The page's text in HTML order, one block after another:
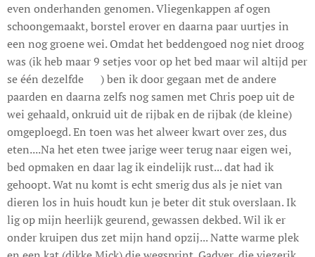
even onderhanden genomen. Vliegenkappen af ogen
schoongemaakt, borstel erover en daarna paar uurtjes in
een nog groene wei. Omdat het beddengoed nog niet droog
was (ik heb maar 9 setjes voor op het bed maar wil altijd per
se één dezelfde 😊) ben ik door gegaan met de andere
paarden en daarna zelfs nog samen met Chris poep uit de
wei gehaald, onkruid uit de rijbak en de rijbak (de kleine)
omgeploegd. En toen was het alweer kwart over zes, dus
eten....Na het eten twee jarige weer terug naar eigen wei,
bed opmaken en daar lag ik eindelijk rust... dat had ik
gehoopt. Wat nu komt is echt smerig dus als je niet van
dieren los in huis houdt kun je beter dit stuk overslaan. Ik
lig op mijn heerlijk geurend, gewassen dekbed. Wil ik er
onder kruipen dus zet mijn hand opzij... Natte warme plek